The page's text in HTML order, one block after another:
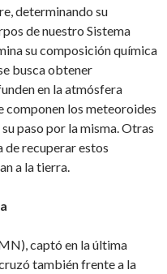
determinando su
de nuestro Sistema
su composición química
busca obtener
en la atmósfera
componen los meteoroides
paso por la misma. Otras
de recuperar estos
a la tierra.
captó en la última
también frente a la